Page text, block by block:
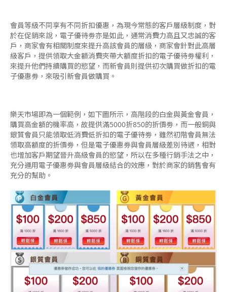
會員等級不同享有不同折扣優惠，為現今常態的客戶層級制度，對
於在促銷來說，電子優待劵亦是如此，通常消費力高且又忠誠的客
戶，商家會有相關制度來提升高該會員的層級，商家會針對此高層
級客戶，提供領取大金額消費夾帶大額度折扣的電子優待劵權利，
來提升他們持續購買的慾望，而新會員則提供初次購買做折扣的電
子優惠劵，來吸引新會員做購買。
樂天市場即為一個範例，如下圖所示，高階段的白金與黃金會員，
購買高金額的機率高，故提供滿5000折850的折價劵，而一般銅與
銀質會員只能領取低消費低折扣的電子優待劵，雖然初階會員無法
領取高額度的折價劵，但是電子優惠劵與會員層級差別待遇，相對
也增加客戶期望晉升高級會員的慾望，所以在多種行銷手法之中，
充分運用電子優惠劵與會員層級結合的效應，對於商家的銷售會有
充分的幫助。